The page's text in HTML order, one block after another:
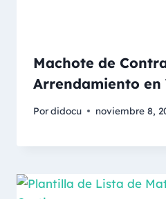
Machote de
Arrendamiento en
Pordidocu noviembre 8,